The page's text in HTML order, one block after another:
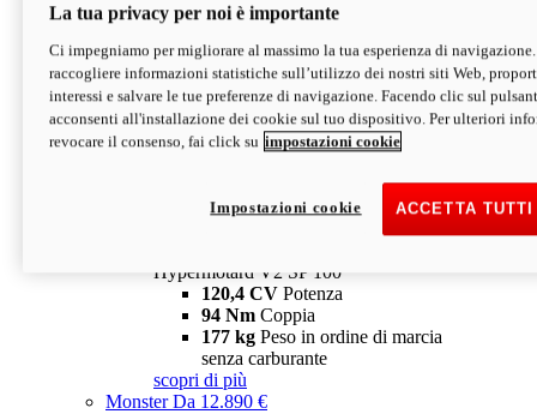
V2 SP
Hypermotard V2 SP
120,4 CVPotenza
94 NmCoppia
177 kgPeso in ordine di marcia
senza carburante
Depotenziata 35 kW: 18.890 € i
configura scopri di più
Hypermotard V2 SP 100
120,4 CV Potenza
94 Nm Coppia
177 kg Peso in ordine di marcia
senza carburante
scopri di più
MonsterDa 12.890 €
La tua privacy per noi è importante
Ci impegniamo per migliorare al massimo la tua esperienza di
raccogliere informazioni statistiche sull’utilizzo dei nostri siti Web,
interessi e salvare le tue preferenze di navigazione. Facendo clic sul
acconsenti all'installazione dei cookie sul tuo dispositivo. Per ulteriori
revocare il consenso, fai click su impostazioni cookie
ACCETTA
Impostazioni cookie